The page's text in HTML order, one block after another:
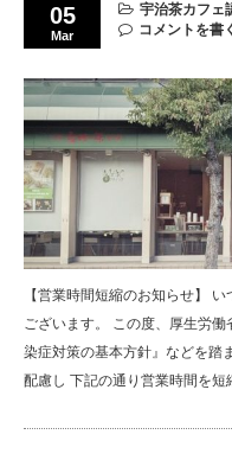
05
Mar
宇治茶カフェ
コメントを書
【営業時間短縮のお知らせ】
ございます。 この度、厚生労
染症対策の基本方針』などを踏
配慮し 下記の通り営業時間を